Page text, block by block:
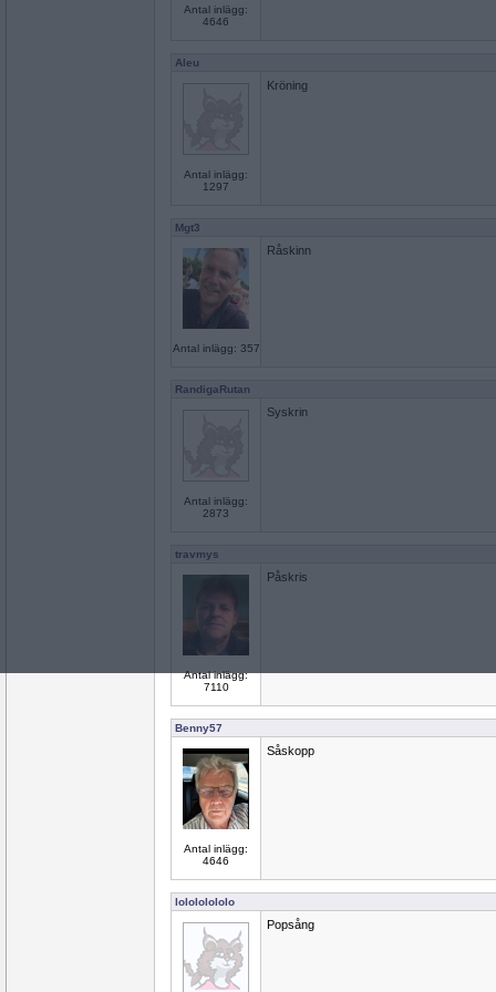
Antal inlägg:
4646
Aleu
Antal inlägg:
1297
Kröning
Mgt3
Antal inlägg: 357
Råskinn
RandigaRutan
Antal inlägg:
2873
Syskrin
travmys
Antal inlägg:
7110
Påskris
Benny57
Antal inlägg:
4646
Såskopp
lolololololo
Popsång